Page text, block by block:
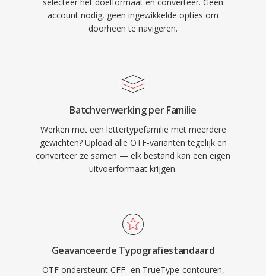
account nodig, geen ingewikkelde opties om
doorheen te navigeren.
Batchverwerking per Familie
Werken met een lettertypefamilie met meerdere
gewichten? Upload alle OTF-varianten tegelijk en
converteer ze samen — elk bestand kan een eigen
uitvoerformaat krijgen.
Geavanceerde Typografiestandaard
OTF ondersteunt CFF- en TrueType-contouren,